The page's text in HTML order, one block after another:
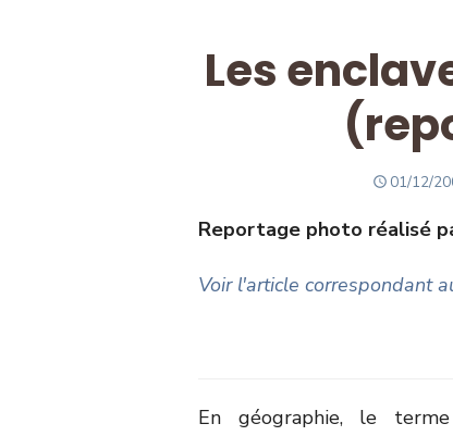
Les
POSTED
01/12/
Reportage photo réalisé
Voir l'article correspondant
En géographie, le